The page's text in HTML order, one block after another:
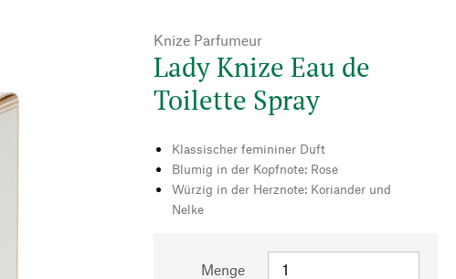
Knize Parfumeur
Lady Knize Eau de
Toilette Spray
Klassischer femininer Duft
Blumig in der Kopfnote: Rose
Würzig in der Herznote: Koriander und
Nelke
Menge